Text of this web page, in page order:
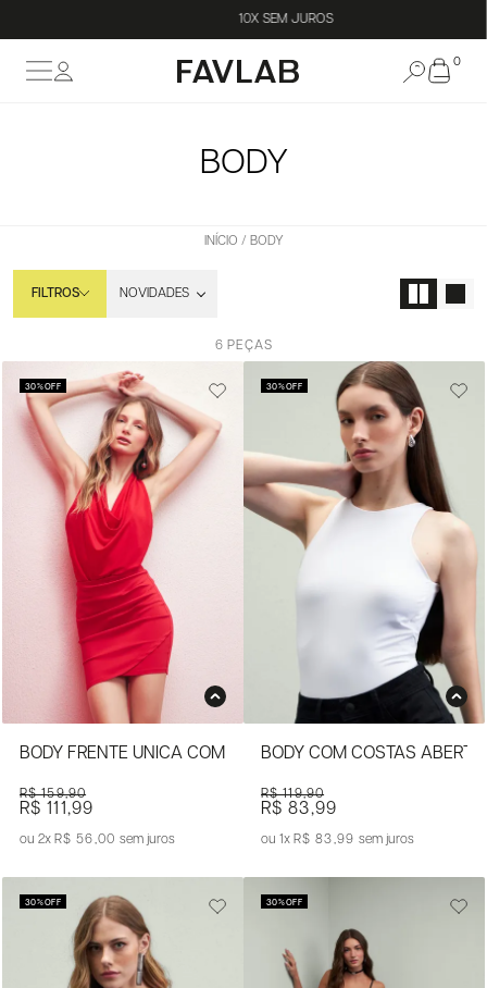
10X SEM JUROS
0
BODY
INÍCIO BODY
FILTROS
6 PEÇAS
30%OFF
BODY FRENTE ÚNICA COM CAIMENTO FLUIDO
R$ 159,90
R$ 111,99
2x R$ 56,00sem juros
30%OFF
BODY COM COSTAS
R$ 119,90
R$ 83,99
1x R$ 83,99sem juros
30%OFF 30%OFF